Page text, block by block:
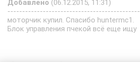
Добавлено (06.12.2015, 11:31)
---------------------------------------------
моторчик купил. Спасибо huntermc1.
Блок управления пчекой всё еще ищу